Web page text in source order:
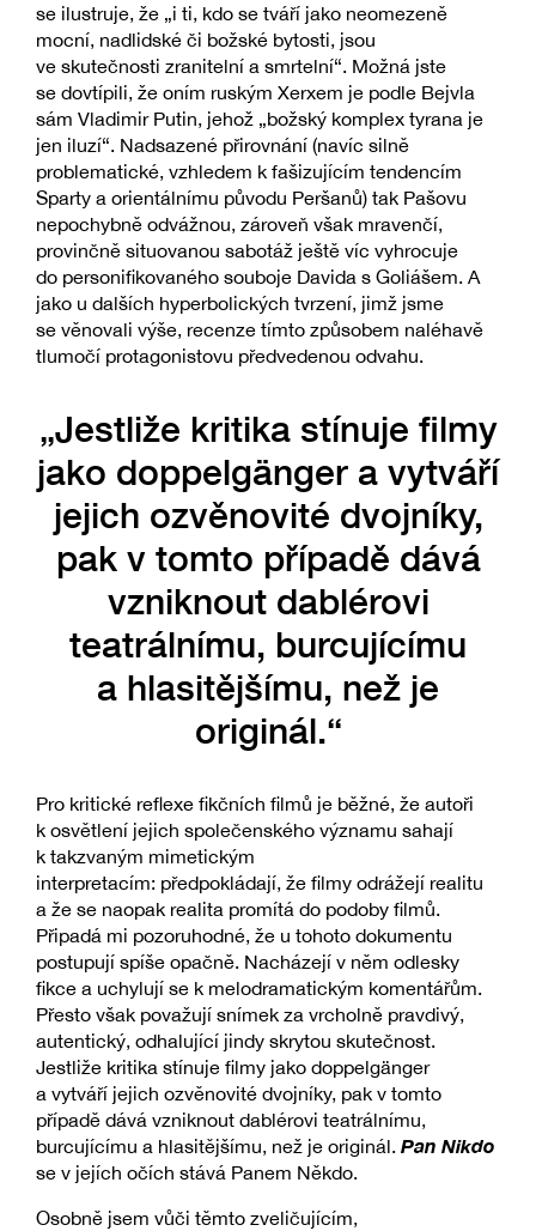
se ilustruje, že „i ti, kdo se tváří jako neomezeně
mocní, nadlidské či božské bytosti, jsou
ve skutečnosti zranitelní a smrtelní“. Možná jste
se dovtípili, že oním ruským Xerxem je podle Bejvla
sám Vladimir Putin, jehož „božský komplex tyrana je
jen iluzí“. Nadsazené přirovnání (navíc silně
problematické, vzhledem k fašizujícím tendencím
Sparty a orientálnímu původu Peršanů) tak Pašovu
nepochybně odvážnou, zároveň však mravenčí,
provinčně situovanou sabotáž ještě víc vyhrocuje
do personifikovaného souboje Davida s Goliášem. A
jako u dalších hyperbolických tvrzení, jimž jsme
se věnovali výše, recenze tímto způsobem naléhavě
tlumočí protagonistovu předvedenou odvahu.
„Jestliže kritika stínuje filmy
jako doppelgänger a vytváří
jejich ozvěnovité dvojníky,
pak v tomto případě dává
vzniknout dablérovi
teatrálnímu, burcujícímu
a hlasitějšímu, než je
originál.“
Pro kritické reflexe fikčních filmů je běžné, že autoři
k osvětlení jejich společenského významu sahají
k takzvaným mimetickým
interpretacím: předpokládají, že filmy odrážejí realitu
a že se naopak realita promítá do podoby filmů.
Připadá mi pozoruhodné, že u tohoto dokumentu
postupují spíše opačně. Nacházejí v něm odlesky
fikce a uchylují se k melodramatickým komentářům.
Přesto však považují snímek za vrcholně pravdivý,
autentický, odhalující jindy skrytou skutečnost.
Jestliže kritika stínuje filmy jako doppelgänger
a vytváří jejich ozvěnovité dvojníky, pak v tomto
případě dává vzniknout dablérovi teatrálnímu,
burcujícímu a hlasitějšímu, než je originál. Pan Nikdo
se v jejích očích stává Panem Někdo.
Osobně jsem vůči těmto zveličujícím,